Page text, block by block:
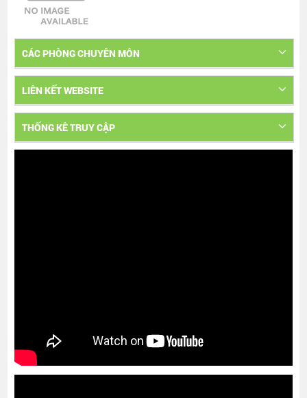
CÁC PHÒNG CHUYÊN MÔN
LIÊN KẾT WEBSITE
THỐNG KÊ TRUY CẬP